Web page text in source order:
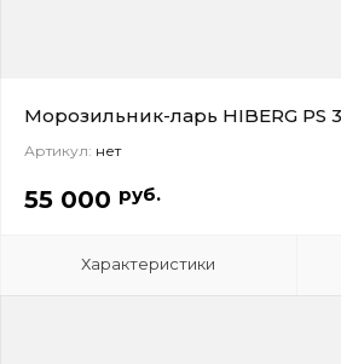
Морозильник-ларь HIBERG PS
Артикул: нет
55 000 руб.
Характеристики